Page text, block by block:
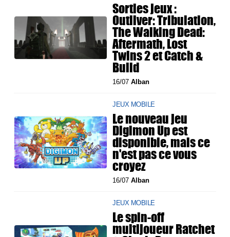
Sorties jeux :
Outliver: Tribulation,
The Walking Dead:
Aftermath, Lost
Twins 2 et Catch &
Build
16/07Alban
JEUX MOBILE
Le nouveau jeu
Digimon Up est
disponible, mais ce
n'est pas ce vous
croyez
16/07Alban
JEUX MOBILE
Le spin-off
multijoueur Ratchet